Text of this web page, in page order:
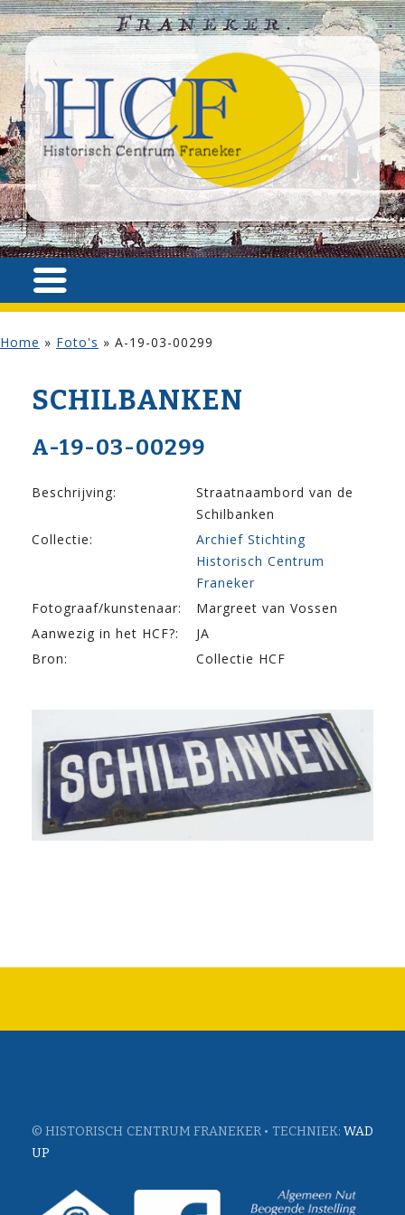
Home » Foto's » A-19-03-00299
SCHILBANKEN
A-19-03-00299
Beschrijving:
Straatnaambord van de
Schilbanken
Collectie:
Archief Stichting
Historisch Centrum
Franeker
Fotograaf/kunstenaar:
Margreet van Vossen
Aanwezig in het HCF?:
JA
Bron:
Collectie HCF
© HISTORISCH CENTRUM FRANEKER • TECHNIEK: WAD
UP